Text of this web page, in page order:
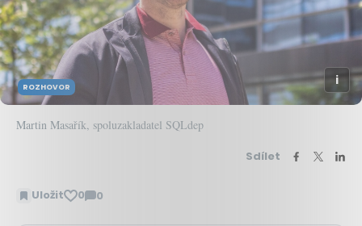
ROZHOVOR
Martin Masařík, spoluzakladatel SQLdep
Sdílet
Uložit 0 0
Zobrazit